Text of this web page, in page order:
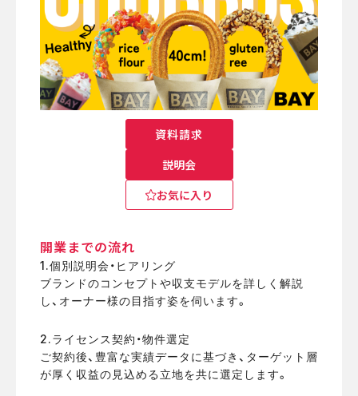
資料請求
説明会
お気に入り
開業までの流れ
1.個別説明会・ヒアリング
ブランドのコンセプトや収支モデルを詳しく解説
し、オーナー様の目指す姿を伺います。
2.ライセンス契約・物件選定
ご契約後、豊富な実績データに基づき、ターゲット層
が厚く収益の見込める立地を共に選定します。